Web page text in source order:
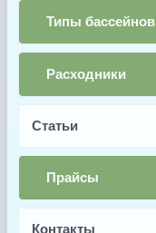
Типы бассейнов
Расходники
Статьи
Прайсы
Контакты
Aquaviva
Страна производства